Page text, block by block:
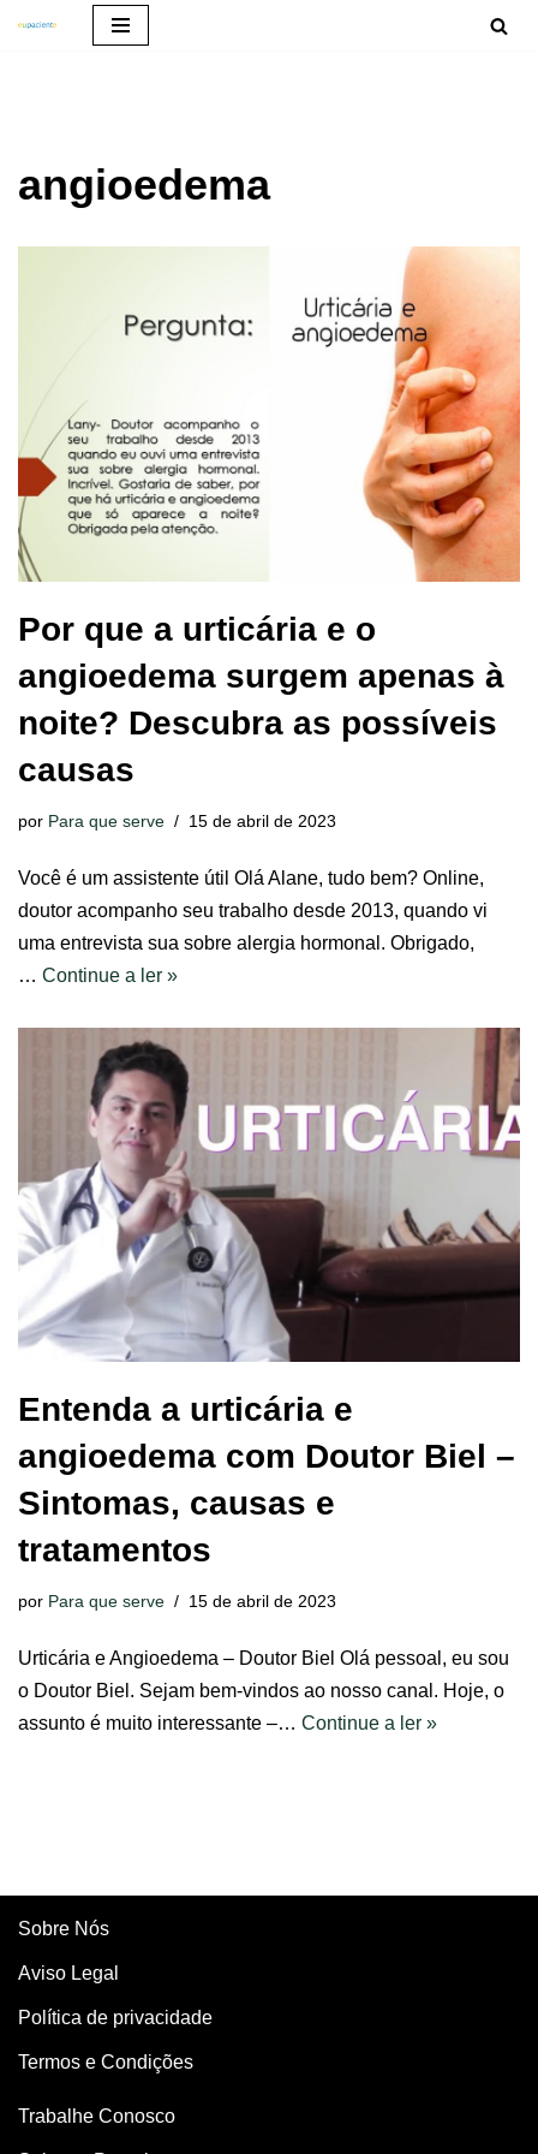
angioedema
Por que a urticária e o
angioedema surgem apenas à
noite? Descubra as possíveis
causas
por Para que serve 15 de abril de 2023
Você é um assistente útil Olá Alane, tudo bem? Online,
doutor acompanho seu trabalho desde 2013, quando vi
uma entrevista sua sobre alergia hormonal. Obrigado,
… Continue a ler »
Entenda a urticária e
angioedema com Doutor Biel –
Sintomas, causas e
tratamentos
por Para que serve 15 de abril de 2023
Urticária e Angioedema – Doutor Biel Olá pessoal, eu sou
o Doutor Biel. Sejam bem-vindos ao nosso canal. Hoje, o
assunto é muito interessante –… Continue a ler »
Sobre Nós
Aviso Legal
Política de privacidade
Termos e Condições
Trabalhe Conosco